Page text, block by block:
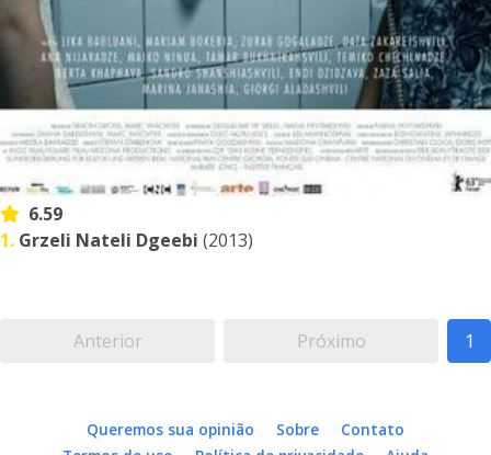
6.59
1. Grzeli Nateli Dgeebi (2013)
Anterior Próximo 1
Queremos sua opinião Sobre
Contato